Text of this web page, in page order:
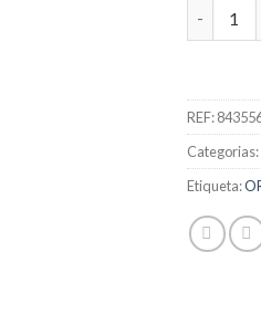
REF:
Categorias:
Etiqueta: